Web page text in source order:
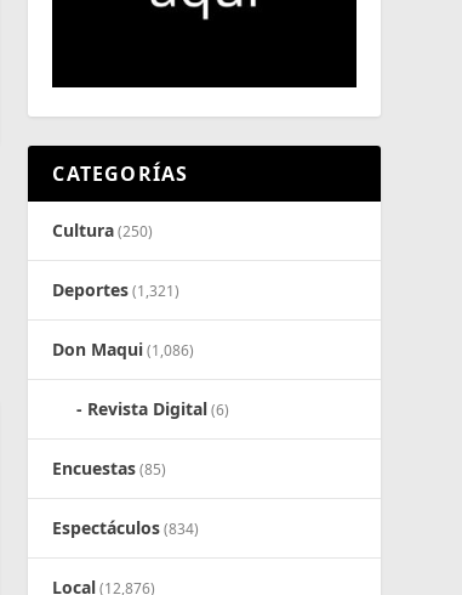
CATEGORÍAS
Cultura(250)
Deportes(1,321)
Don Maqui(1,086)
Revista Digital(6)
Encuestas(85)
Espectáculos(834)
Local(12,876)